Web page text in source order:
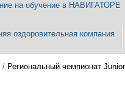
на обучение в НАВИГАТОРЕ
оздоровительная компания
/ Региональный чемпионат